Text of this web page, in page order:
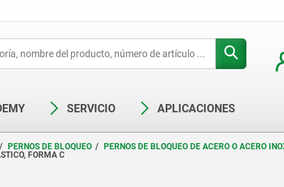
SERVICIO APLICACIONES
PERNOS DE BLOQUEO PERNOS DE BLOQUEO DE ACERO O ACERO
FORMA C